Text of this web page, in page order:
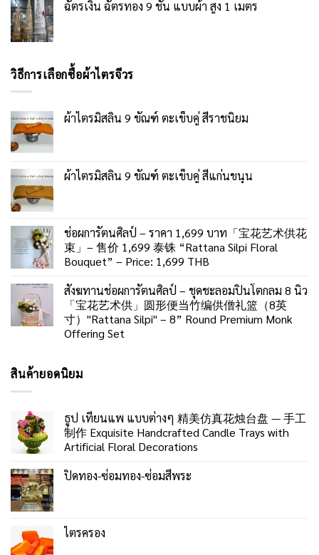
ฉัตรเงิน ฉัตรทอง 9 ชั้น แบบผ้า สูง 1 เมตร
วิธีการเลือกซื้อผ้าไตรจีวร
ผ้าไตรมิสลิน 9 ขัณฑ์ ตะเข็บคู่ สีราชนิยม
ผ้าไตรมิสลิน 9 ขัณฑ์ ตะเข็บคู่ สีแก่นขนุน
ช่อผการัตนศิลป์ – ราคา 1,699 บาท「宝花艺术供花
束」– 售价 1,699 泰铢 “Rattana Silpi Floral
Bouquet” – Price: 1,699 THB
สังฆทานช่อผการัตนศิลป์ – ชุดชะลอมปิ่นโตกลม 8 นิ้ว
「宝花艺术供」圆形便当竹编供僧礼篮（8英
寸）"Rattana Silpi" – 8” Round Premium Monk
Offering Set
สินค้ายอดนิยม
ธูป เทียนแพ แบบต่างๆ 精美仿真花烛台盘 — 手工
制作 Exquisite Handcrafted Candle Trays with
Artificial Floral Decorations
ปิดทอง-ซ่อมทอง-ซ่อมสีพระ
ไตรครอง